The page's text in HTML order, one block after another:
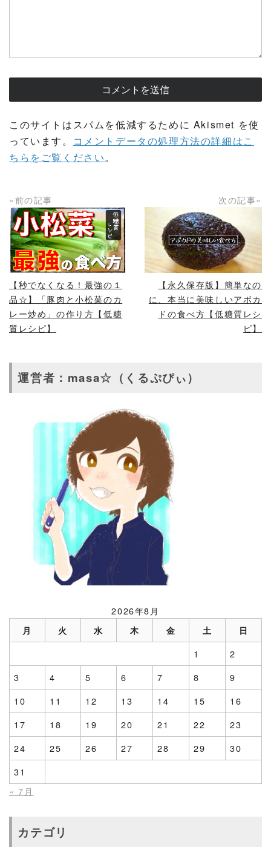
このサイトはスパムを低減するために Akismet を使
っています。
コメントデータの処理方法の詳細はこ
ちらをご覧ください。
«前の記事
READ MORE
【秒でなくなる！最強の１
品☆】「豚肉と小松菜のカ
レー炒め」の作り方【低糖
質レシピ】
次の記事»
READ MORE
【永久保存版】簡単なの
に、本当に美味しいアボカ
ドの食べ方【低糖質レシ
ピ】
運営者：masa☆（くるぷぴぃ）
2026年8月
月 火 水 木 金 土 日
1
2
3
4 5 6 7 8
9
10
11 12 13 14 15
16
17
18 19 20 21 22
23
24
25 26 27 28 29
30
31
« 7月
カテゴリ